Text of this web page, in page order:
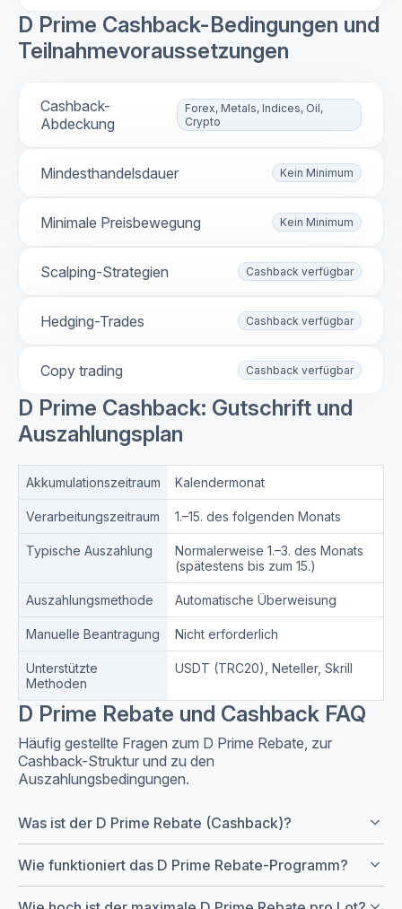
D Prime Cashback-Bedingungen und
Teilnahmevoraussetzungen
Cashback-
Abdeckung
Forex, Metals, Indices, Oil,
Crypto
Mindesthandelsdauer Kein Minimum
Minimale Preisbewegung Kein Minimum
Scalping-Strategien Cashback verfügbar
Hedging-Trades Cashback verfügbar
Copy trading Cashback verfügbar
D Prime Cashback: Gutschrift und
Auszahlungsplan
Akkumulationszeitraum Kalendermonat
Verarbeitungszeitraum 1.–15. des folgenden Monats
Typische Auszahlung
Normalerweise 1.–3. des Monats
(spätestens bis zum 15.)
Auszahlungsmethode Automatische Überweisung
Manuelle Beantragung Nicht erforderlich
Unterstützte
Methoden
USDT (TRC20), Neteller, Skrill
D Prime Rebate und Cashback FAQ
Häufig gestellte Fragen zum D Prime Rebate, zur
Cashback-Struktur und zu den
Auszahlungsbedingungen.
Was ist der D Prime Rebate (Cashback)? keyboard_arrow_down
Wie funktioniert das D Prime Rebate-Programm? keyboard_arrow_down